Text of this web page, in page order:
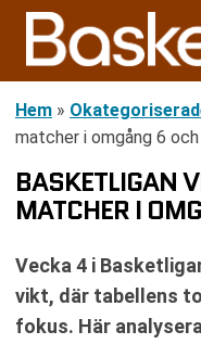
Hem »
matcher i omgång 6
BASKETLIGAN
MATCHER I
Vecka 4 i
vikt, där tabellens
fokus. Här